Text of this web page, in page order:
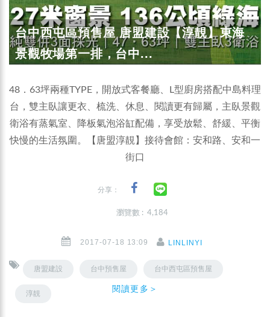
台中西屯區預售屋 唐盟建設【淳靚】東海
景觀牧場第一排，台中...
48．63坪兩種TYPE，開放式客餐廳、L型廚房搭配中島料理
台，雙主臥讓更衣、梳洗、休息、閱讀更有歸屬，主臥景觀
衛浴有蒸氣室、降板氣泡浴缸配備，享受放鬆、舒緩、平衡
快慢的生活氛圍。【唐盟淳靚】接待會館：安和路、安和一
街口
分享：
瀏覽數 : 4,184
2017-07-18 13:09 LINLINYI
唐盟建設 台中預售屋 台中西屯區預售屋
淳靚 閱讀更多＞